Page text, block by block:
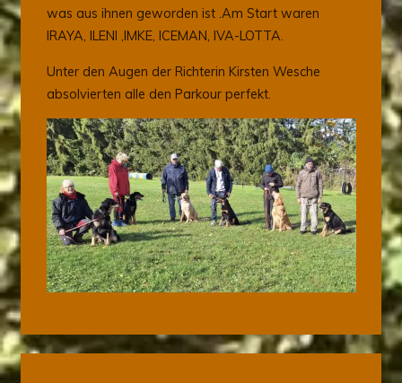
was aus ihnen geworden ist .Am Start waren
IRAYA, ILENI ,IMKE, ICEMAN, IVA-LOTTA.
Unter den Augen der Richterin Kirsten Wesche
absolvierten alle den Parkour perfekt.